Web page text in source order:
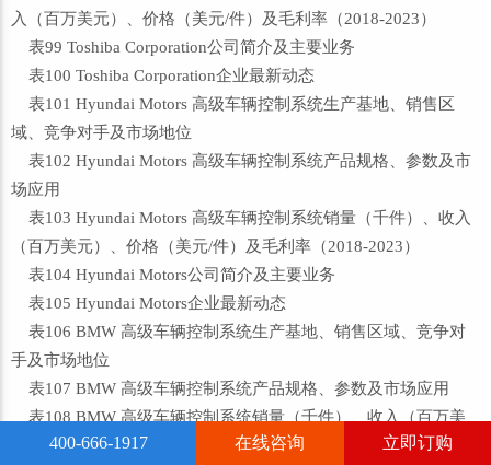
入（百万美元）、价格（美元/件）及毛利率（2018-2023）
表99 Toshiba Corporation公司简介及主要业务
表100 Toshiba Corporation企业最新动态
表101 Hyundai Motors 高级车辆控制系统生产基地、销售区
域、竞争对手及市场地位
表102 Hyundai Motors 高级车辆控制系统产品规格、参数及市
场应用
表103 Hyundai Motors 高级车辆控制系统销量（千件）、收入
（百万美元）、价格（美元/件）及毛利率（2018-2023）
表104 Hyundai Motors公司简介及主要业务
表105 Hyundai Motors企业最新动态
表106 BMW 高级车辆控制系统生产基地、销售区域、竞争对
手及市场地位
表107 BMW 高级车辆控制系统产品规格、参数及市场应用
表108 BMW 高级车辆控制系统销量（千件）、收入（百万美
元）、价格（美元/件）及毛利率（2018-2023）
400-666-1917 在线咨询 立即订购